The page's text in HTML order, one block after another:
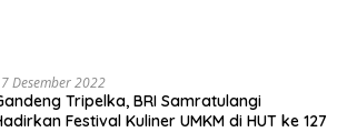
Desember 2022
Tripelka, BRI Samratulangi
Festival Kuliner UMKM di HUT ke 127